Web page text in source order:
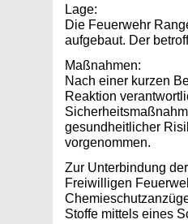
Lage:
Die Feuerwehr
aufgebaut. Der
Maßnahmen:
Nach einer kurzen
Reaktion
gesundheitlicher
vorgenommen.
Zur Unterbindung
Freiwilligen
Stoffe mittels eines